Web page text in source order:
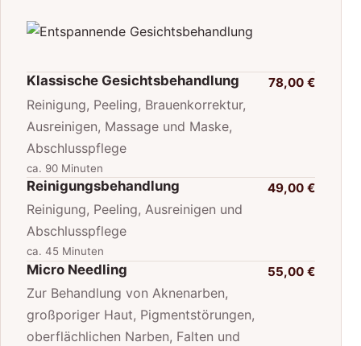
Klassische Gesichtsbehandlung
Reinigung, Peeling, Brauenkorrektur,
Ausreinigen, Massage und Maske,
Abschlusspflege
ca. 90 Minuten
78,00 €
Reinigungsbehandlung
Reinigung, Peeling, Ausreinigen und
Abschlusspflege
ca. 45 Minuten
49,00 €
Micro Needling
Zur Behandlung von Aknenarben,
großporiger Haut, Pigmentstörungen,
oberflächlichen Narben, Falten und
55,00 €